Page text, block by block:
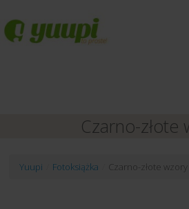
Czarno-złote
Yuupi Fotoksiążka Czarno-złote wzory